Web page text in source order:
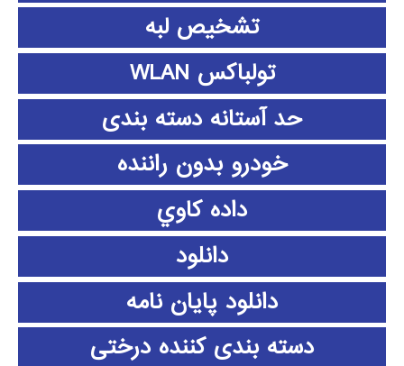
تشخیص لبه
تولباکس WLAN
حد آستانه دسته بندی
خودرو بدون راننده
داده كاوي
دانلود
دانلود پايان نامه
دسته بندی کننده درختی